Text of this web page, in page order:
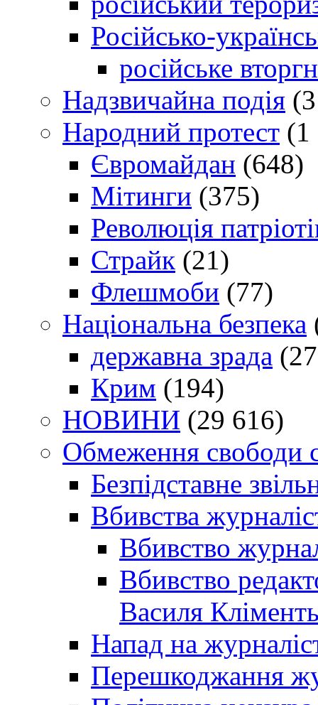
Російсько-
російське
Надзвичайна подія
Народний протест (1
Євромайдан (648)
Мітинги (375)
Революція
Страйк (21)
Флешмоби (77)
Національна безпека
державна зрада
Крим (194)
НОВИНИ (29 616)
Обмеження свободи
Безпідставне
Вбивства
Вбивство
Вбивство
Василя
Напад на
Перешкоджання